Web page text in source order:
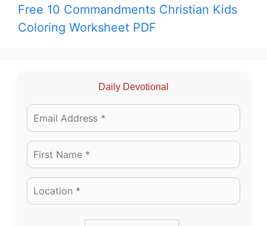
Free 10 Commandments Christian Kids
Coloring Worksheet PDF
Daily Devotional